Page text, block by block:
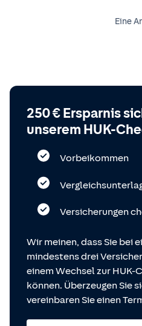
Eine
250 € Ersparnis
unserem HUK-
Vorbeikommen
Versicherungen
Wir meinen, dass Sie bei
mindestens drei
einem Wechsel zur HUK-
können. Überzeugen Sie
vereinbaren Sie einen